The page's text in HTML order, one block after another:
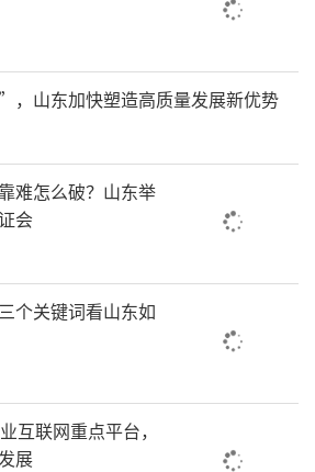
山东加快塑造高质量发展新优势
难怎么破？山东举
会
个关键词看山东如
互联网重点平台，
展